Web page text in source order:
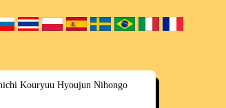
Kouryuu Hyoujun Nihongo